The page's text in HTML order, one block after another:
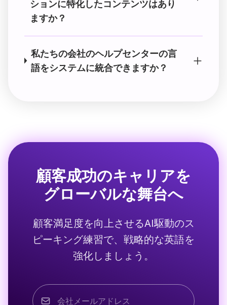
ションに特化したコンテンツはあり
ますか？
私たちの会社のヘルプセンターの言
語をシステムに統合できますか？
顧客成功のキャリアを
グローバルな舞台へ
顧客満足度を向上させるAI駆動のス
ピーキング練習で、戦略的な英語を
強化しましょう。